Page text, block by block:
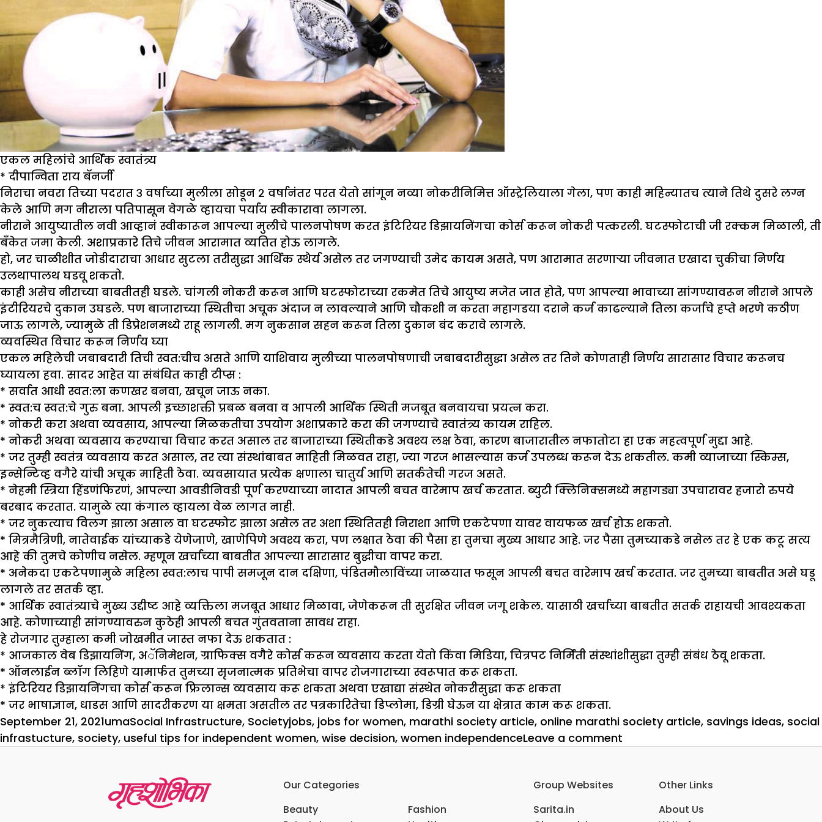
एकल महिलांचे आर्थिक स्वातंत्र्य
* दीपान्विता राय बॅनर्जी
निराचा नवरा तिच्या पदरात ३ वर्षाच्या मुलीला सोडून २ वर्षानंतर परत येतो सांगून नव्या नोकरीनिमित्त ऑस्ट्रेलियाला गेला, पण काही महिन्यातच त्याने तिथे दुसरे लग्न
केले आणि मग नीराला पतिपासून वेगळे व्हायचा पर्याय स्वीकारावा लागला.
नीराने आयुष्यातील नवी आव्हानं स्वीकारून आपल्या मुलीचे पालनपोषण करत इंटिरियर डिझायनिंगचा कोर्स करून नोकरी पत्करली. घटस्फोटाची जी रक्कम मिळाली, ती
बँकेत जमा केली. अशाप्रकारे तिचे जीवन आरामात व्यतित होऊ लागले.
हो, जर चाळीशीत जोडीदाराचा आधार सुटला तरीसुद्धा आर्थिक स्थैर्य असेल तर जगण्याची उमेद कायम असते, पण आरामात सरणाऱ्या जीवनात एखादा चुकीचा निर्णय
उलथापालथ घडवू शकतो.
काही असेच नीराच्या बाबतीतही घडले. चांगली नोकरी करून आणि घटस्फोटाच्या रकमेत तिचे आयुष्य मजेत जात होते, पण आपल्या भावाच्या सांगण्यावरून नीराने आपले
इंटीरियरचे दुकान उघडले. पण बाजाराच्या स्थितीचा अचूक अंदाज न लावल्याने आणि चौकशी न करता महागडया दराने कर्ज काढल्याने तिला कर्जाचे हप्ते भरणे कठीण
जाऊ लागले, ज्यामुळे ती डिप्रेशनमध्ये राहू लागली. मग नुकसान सहन करून तिला दुकान बंद करावे लागले.
व्यवस्थित विचार करून निर्णय घ्या
एकल महिलेची जबाबदारी तिची स्वत:चीच असते आणि याशिवाय मुलीच्या पालनपोषणाची जबाबदारीसुद्धा असेल तर तिने कोणताही निर्णय सारासार विचार करूनच
घ्यायला हवा. सादर आहेत या संबंधित काही टीप्स :
* सर्वात आधी स्वत:ला कणखर बनवा, खचून जाऊ नका.
* स्वत:च स्वत:चे गुरु बना. आपली इच्छाशक्ती प्रबळ बनवा व आपली आर्थिक स्थिती मजबूत बनवायचा प्रयत्न करा.
* नोकरी करा अथवा व्यवसाय, आपल्या मिळकतीचा उपयोग अशाप्रकारे करा की जगण्याचे स्वातंत्र्य कायम राहिल.
* नोकरी अथवा व्यवसाय करण्याचा विचार करत असाल तर बाजाराच्या स्थितीकडे अवश्य लक्ष ठेवा, कारण बाजारातील नफातोटा हा एक महत्वपूर्ण मुद्दा आहे.
* जर तुम्ही स्वतंत्र व्यवसाय करत असाल, तर त्या संस्थांबाबत माहिती मिळवत राहा, ज्या गरज भासल्यास कर्ज उपलब्ध करून देऊ शकतील. कमी व्याजाच्या स्किम्स,
इन्सेन्टिव्ह वगैरे यांची अचूक माहिती ठेवा. व्यवसायात प्रत्येक क्षणाला चातुर्य आणि सतर्कतेची गरज असते.
* नेहमी स्त्रिया हिंडणंफिरणं, आपल्या आवडीनिवडी पूर्ण करण्याच्या नादात आपली बचत वारेमाप खर्च करतात. ब्युटी क्लिनिक्समध्ये महागड्या उपचारावर हजारो रुपये
बरबाद करतात. यामुळे त्या कंगाल व्हायला वेळ लागत नाही.
* जर नुकत्याच विलग झाला असाल वा घटस्फोट झाला असेल तर अशा स्थितितही निराशा आणि एकटेपणा यावर वायफळ खर्च होऊ शकतो.
* मित्रमैत्रिणी, नातेवाईक यांच्याकडे येणेजाणे, खाणेपिणे अवश्य करा, पण लक्षात ठेवा की पैसा हा तुमचा मुख्य आधार आहे. जर पैसा तुमच्याकडे नसेल तर हे एक कटू सत्य
आहे की तुमचे कोणीच नसेल. म्हणून खर्चाच्या बाबतीत आपल्या सारासार बुद्धीचा वापर करा.
* अनेकदा एकटेपणामुळे महिला स्वत:लाच पापी समजून दान दक्षिणा, पंडितमौलाविंच्या जाळयात फसून आपली बचत वारेमाप खर्च करतात. जर तुमच्या बाबतीत असे घडू
लागले तर सतर्क व्हा.
* आर्थिक स्वातंत्र्याचे मुख्य उद्दीष्ट आहे व्यक्तिला मजबूत आधार मिळावा, जेणेकरून ती सुरक्षित जीवन जगू शकेल. यासाठी खर्चाच्या बाबतीत सतर्क राहायची आवश्यकता
आहे. कोणाच्याही सांगण्यावरुन कुठेही आपली बचत गुंतवताना सावध राहा.
हे रोजगार तुम्हाला कमी जोखमीत जास्त नफा देऊ शकतात :
* आजकाल वेब डिझायनिंग, अॅनिमेशन, ग्राफिक्स वगैरे कोर्स करून व्यवसाय करता येतो किंवा मिडिया, चित्रपट निर्मिती संस्थांशीसुद्धा तुम्ही संबंध ठेवू शकता.
* ऑनलाईन ब्लॉग लिहिणे यामार्फत तुमच्या सृजनात्मक प्रतिभेचा वापर रोजगाराच्या स्वरूपात करू शकता.
* इंटिरियर डिझायनिंगचा कोर्स करून फ्रिलान्स व्यवसाय करू शकता अथवा एखाद्या संस्थेत नोकरीसुद्धा करू शकता
* जर भाषाज्ञान, धाडस आणि सादरीकरण या क्षमता असतील तर पत्रकारितेचा डिप्लोमा, डिग्री घेऊन या क्षेत्रात काम करू शकता.
Posted
on
September 21, 2021Author
umaCategories
Social Infrastructure, SocietyTags
jobs, jobs for women, marathi society article, online marathi society article, savings ideas, social
infrastucture, society, useful tips for independent women, wise decision, women independenceLeave a comment
Our Categories
Beauty
Fashion
Group Websites
Sarita.in
Other Links
About Us